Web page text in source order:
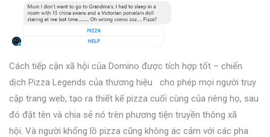
Cách tiếp cận xã hội của Domino được tích hợp tốt – chiến
dịch Pizza Legends của thương hiệu cho phép mọi người truy
cập trang web, tạo ra thiết kế pizza cuối cùng của riêng họ, sau
đó đặt tên và chia sẻ nó trên phương tiện truyền thông xã
hội. Và người khổng lồ pizza cũng không ác cảm với các pha